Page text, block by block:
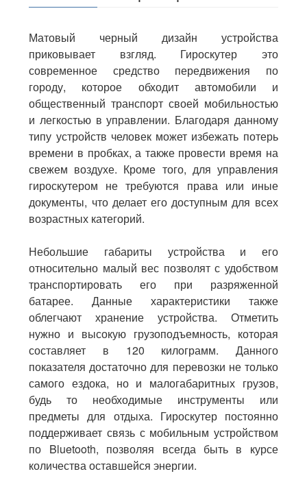
Матовый черный дизайн устройства
приковывает взгляд. Гироскутер это
современное средство передвижения по
городу, которое обходит автомобили и
общественный транспорт своей мобильностью
и легкостью в управлении. Благодаря данному
типу устройств человек может избежать потерь
времени в пробках, а также провести время на
свежем воздухе. Кроме того, для управления
гироскутером не требуются права или иные
документы, что делает его доступным для всех
возрастных категорий.
Небольшие габариты устройства и его
относительно малый вес позволят с удобством
транспортировать его при разряженной
батарее. Данные характеристики также
облегчают хранение устройства. Отметить
нужно и высокую грузоподъемность, которая
составляет в 120 килограмм. Данного
показателя достаточно для перевозки не только
самого ездока, но и малогабаритных грузов,
будь то необходимые инструменты или
предметы для отдыха. Гироскутер постоянно
поддерживает связь с мобильным устройством
по Bluetooth, позволяя всегда быть в курсе
количества оставшейся энергии.